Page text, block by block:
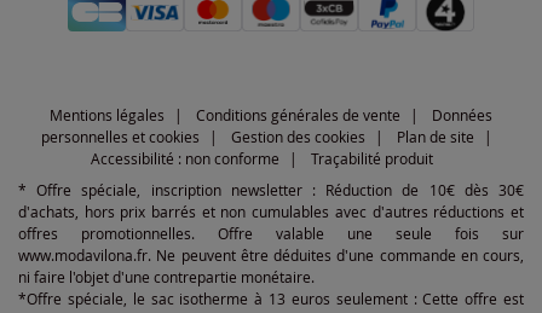
Mentions légales Conditions générales de vente
Données
personnelles et cookies
Gestion des cookies
Plan de site
Accessibilité : non conforme
Traçabilité produit
* Offre spéciale, inscription newsletter : Réduction de 10€ dès 30€
d'achats, hors prix barrés et non cumulables avec d'autres réductions et
offres promotionnelles. Offre valable une seule fois sur
www.modavilona.fr. Ne peuvent être déduites d'une commande en cours,
ni faire l'objet d'une contrepartie monétaire.
*Offre spéciale, le sac isotherme à 13 euros seulement : Cette offre est